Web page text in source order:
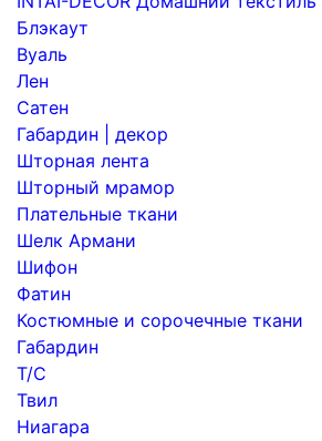
Блэкаут
Вуаль
Лен
Сатен
Габардин | декор
Шторная лента
Шторный мрамор
Плательные ткани
Шелк Армани
Шифон
Фатин
Костюмные и сорочечные ткани
Габардин
Т/С
Твил
Ниагара